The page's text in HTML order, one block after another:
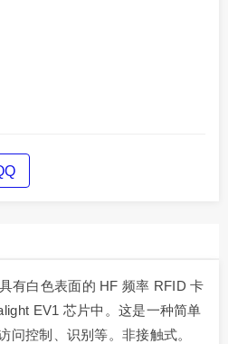
有白色表面的 HF 频率 RFID 卡
EV1 芯片中。这是一种简单
问控制、识别等。非接触式。